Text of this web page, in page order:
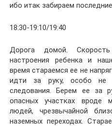
ибо итак забираем
18:30-19:10/19:40
Дорога домой.
настроения ребенка и
время стараемся ее не
идти за руку, особо не
следования. Берем ее за
опасных участках вроде
людей, чрезвычайной
наземных переходах.